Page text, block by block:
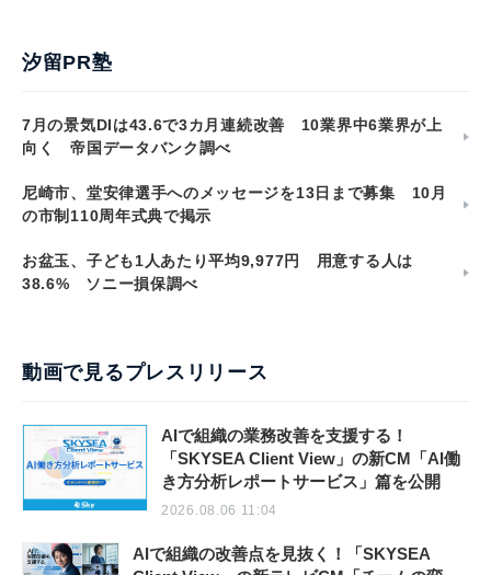
汐留PR塾
7月の景気DIは43.6で3カ月連続改善 10業界中6業界が上
向く 帝国データバンク調べ
尼崎市、堂安律選手へのメッセージを13日まで募集 10月
の市制110周年式典で掲示
お盆玉、子ども1人あたり平均9,977円 用意する人は
38.6% ソニー損保調べ
動画で見るプレスリリース
AIで組織の業務改善を支援する！
「SKYSEA Client View」の新CM「AI働
き方分析レポートサービス」篇を公開
2026.08.06 11:04
AIで組織の改善点を見抜く！「SKYSEA